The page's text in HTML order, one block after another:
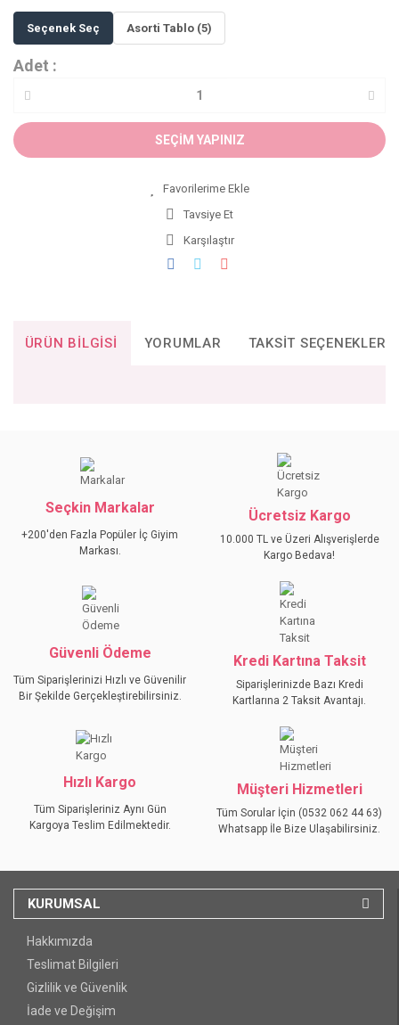
Seçenek Seç Asorti Tablo (5)
Adet :
SEÇİM YAPINIZ
Tavsiye Et
Karşılaştır
ÜRÜN BILGISI YORUMLAR TAKSIT SEÇENEKLERI
kullanarak tarafımıza iletebilirsiniz.
Görüş ve önerileriniz için teşekkür ederiz.
Ürün açıklamasında eksik bilgiler bulunuyor.
Ürün fiyatı diğer sitelerden daha pahalı.
Bu ürüne benzer farklı alternatifler olmalı.
Seçkin Markalar
+200'den Fazla Popüler İç Giyim
Markası.
Ücretsiz Kargo
10.000 TL ve Üzeri Alışverişlerde
Kargo Bedava!
Güvenli Ödeme
Tüm Siparişlerinizi Hızlı ve Güvenilir
Bir Şekilde Gerçekleştirebilirsiniz.
Kredi Kartına Taksit
Siparişlerinizde Bazı Kredi
Kartlarına 2 Taksit Avantajı.
Hızlı Kargo
Tüm Siparişleriniz Aynı Gün
Kargoya Teslim Edilmektedir.
Müşteri Hizmetleri
Tüm Sorular İçin (0532 062 44 63)
Whatsapp İle Bize Ulaşabilirsiniz.
KURUMSAL
Hakkımızda
Teslimat Bilgileri
Gizlilik ve Güvenlik
İade ve Değişim